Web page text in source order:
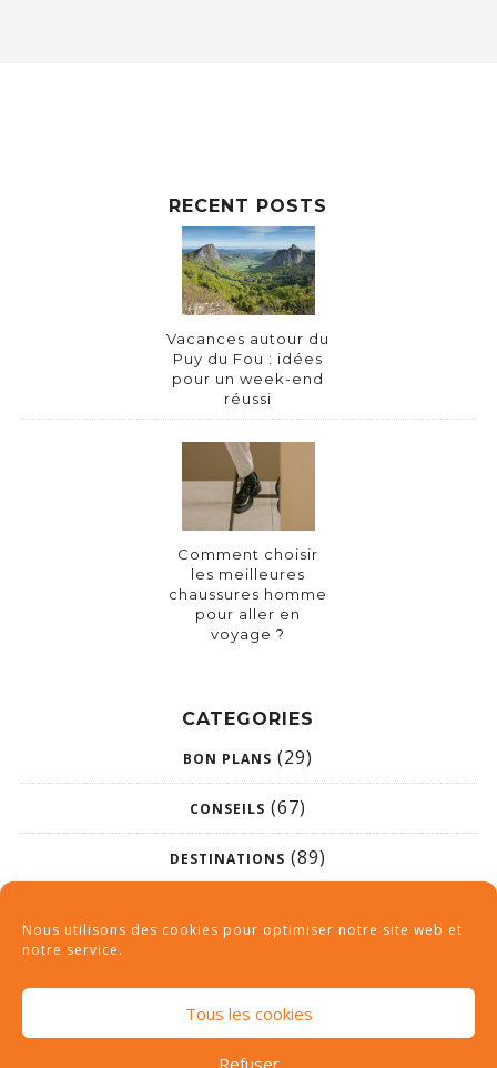
Nous utilisons des cookies pour optimiser notre site web et
notre service.
Tous les cookies
Refuser
RECENT POSTS
Vacances autour du
Puy du Fou : idées
pour un week-end
réussi
Comment choisir
les meilleures
chaussures homme
pour aller en
voyage ?
CATEGORIES
BON PLANS (29)
CONSEILS (67)
DESTINATIONS (89)